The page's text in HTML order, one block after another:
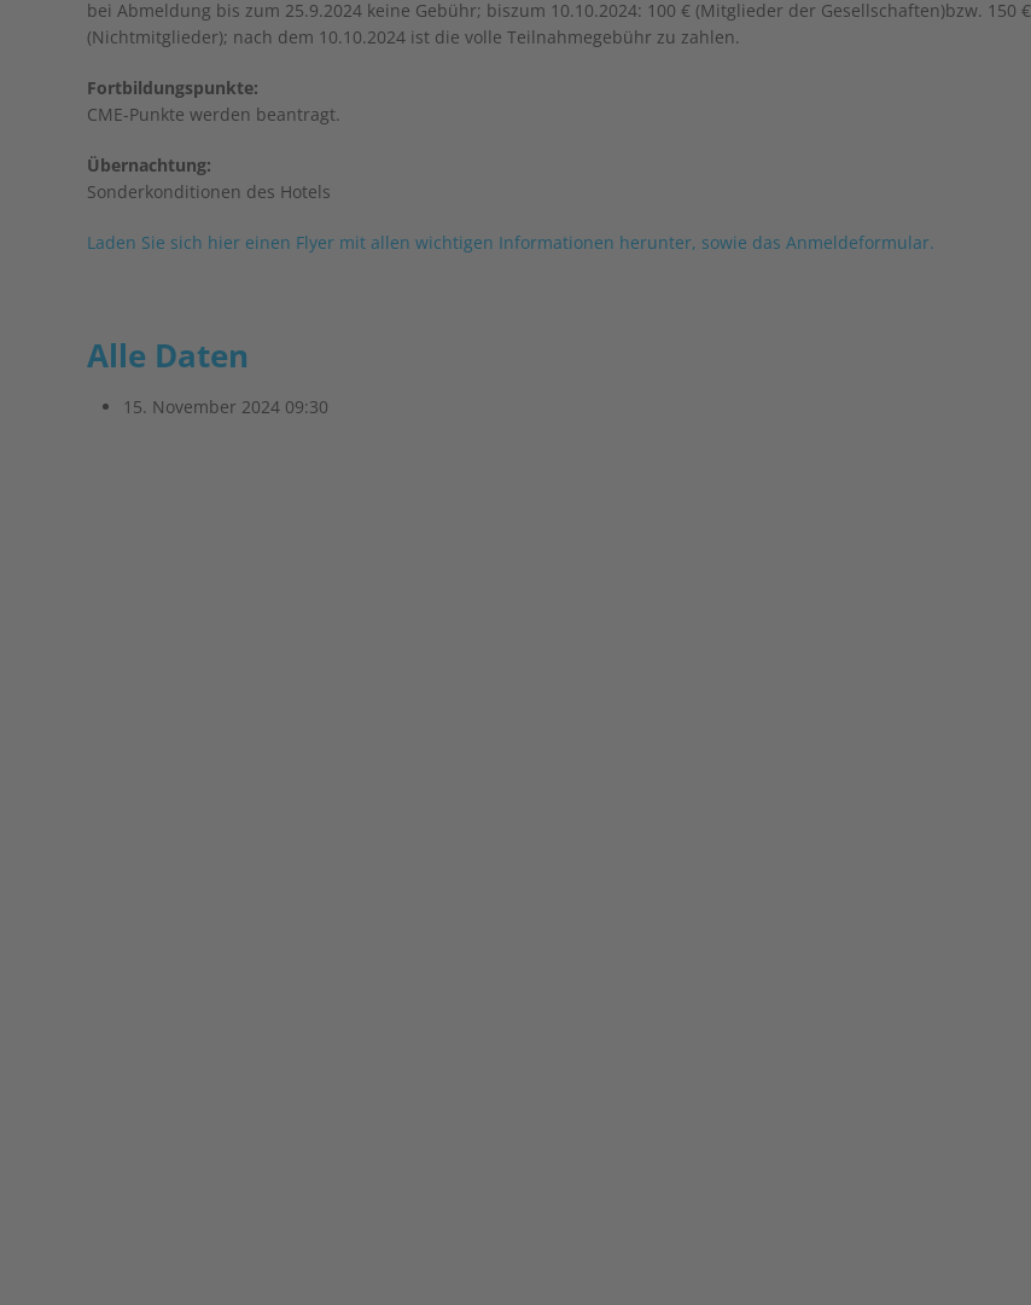
bei Abmeldung bis zum 25.9.2024 keine Gebühr; biszum 10.10.2024: 100 € (Mitglieder der Gesellschaften)bzw. 150 €
(Nichtmitglieder); nach dem 10.10.2024 ist die volle Teilnahmegebühr zu zahlen.
Fortbildungspunkte:
CME-Punkte werden beantragt.
Übernachtung:
Sonderkonditionen des Hotels
Laden Sie sich hier einen Flyer mit allen wichtigen Informationen herunter, sowie das Anmeldeformular.
Alle Daten
15. November 2024 09:30